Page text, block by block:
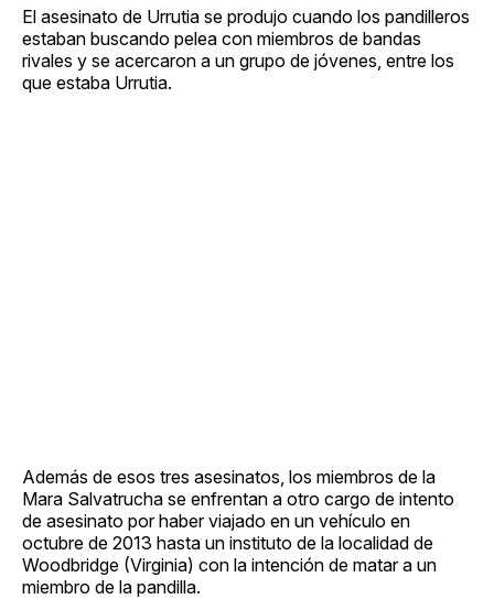
El asesinato de Urrutia se produjo cuando los pandilleros
estaban buscando pelea con miembros de bandas
rivales y se acercaron a un grupo de jóvenes, entre los
que estaba Urrutia.
Además de esos tres asesinatos, los miembros de la
Mara Salvatrucha se enfrentan a otro cargo de intento
de asesinato por haber viajado en un vehículo en
octubre de 2013 hasta un instituto de la localidad de
Woodbridge (Virginia) con la intención de matar a un
miembro de la pandilla.